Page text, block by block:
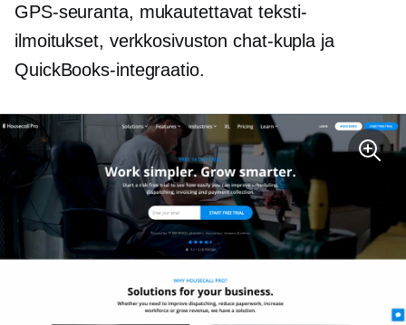
GPS-seuranta, mukautettavat teksti-
ilmoitukset, verkkosivuston chat-kupla ja
QuickBooks-integraatio.